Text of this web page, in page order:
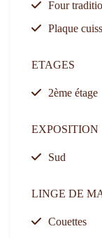
Four
Plaque
ETAGES
2ème étage
EXPOSITION
Sud
LINGE DE
Couettes